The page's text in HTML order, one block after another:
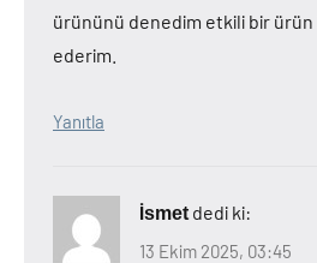
ürününü denedim etkili bir
ederim.
Yanıtla
İsmet dedi ki:
13 Ekim 2025, 03:45